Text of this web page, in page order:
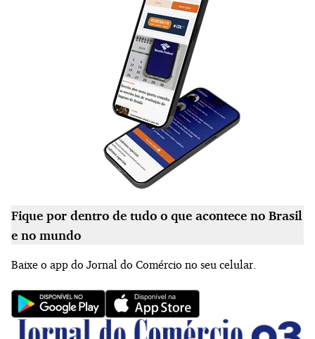
Fique por dentro de tudo o que acontece no Brasil
e no mundo
Baixe o app do Jornal do Comércio no seu celular.